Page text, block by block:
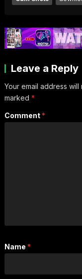
Leave a Reply
Your email address
marked *
Comment *
Name *